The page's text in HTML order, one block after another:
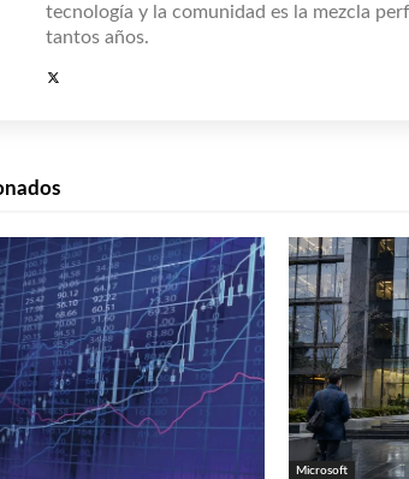
tecnología y la comunidad es la mezcla
tantos años.
Microsoft